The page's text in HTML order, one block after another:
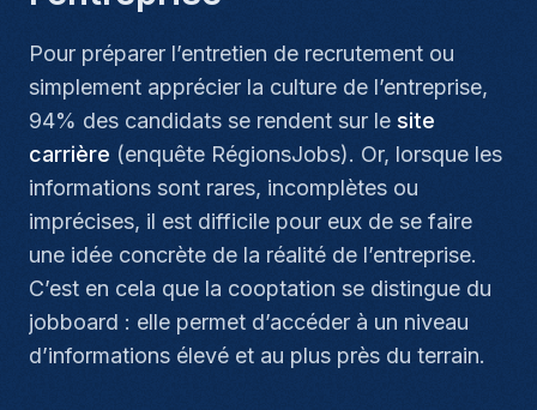
Pour préparer l’entretien de recrutement ou
simplement apprécier la culture de l’entreprise,
94% des candidats se rendent sur le site
carrière (enquête RégionsJobs). Or, lorsque les
informations sont rares, incomplètes ou
imprécises, il est difficile pour eux de se faire
une idée concrète de la réalité de l’entreprise.
C’est en cela que la cooptation se distingue du
jobboard : elle permet d’accéder à un niveau
d’informations élevé et au plus près du terrain.